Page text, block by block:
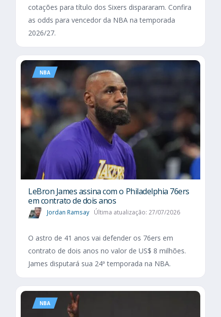
cotações para título dos Sixers dispararam. Confira
as odds para vencedor da NBA na temporada
2026/27.
NBA
LeBron James assina com o Philadelphia 76ers
em contrato de dois anos
Jordan Ramsay Última atualização: 27/07/2026
O astro de 41 anos vai defender os 76ers em
contrato de dois anos no valor de US$ 8 milhões.
James disputará sua 24ª temporada na NBA.
NBA